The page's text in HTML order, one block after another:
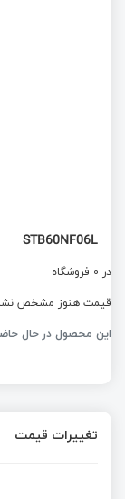
STB60NF06L
در 0 فروشگاه
قیمت هنوز مشخص
این محصول در حال
تغییرات قیمت